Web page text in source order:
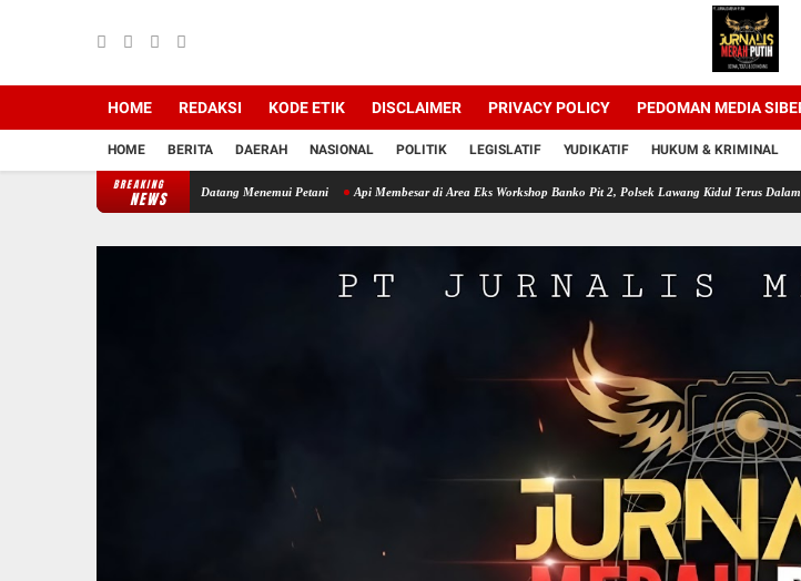
HOME REDAKSI KODE ETIK DISCLAIMER PRIVACY POLICY PEDOMAN MEDIA
HOME BERITA DAERAH NASIONAL POLITIK LEGISLATIF YUDIKATIF HUKUM & KRIMINAL
BREAKING
NEWS
Tanam, Babinsa Datang Menemui Petani Api Membesar di Area Eks Workshop Banko Pit 2, Polsek Lawang Kidul Terus Dalami Penyebab